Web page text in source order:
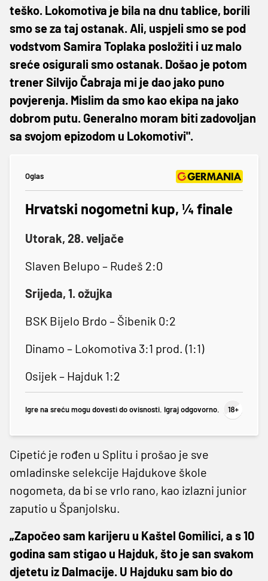
teško. Lokomotiva je bila na dnu tablice, borili
smo se za taj ostanak. Ali, uspjeli smo se pod
vodstvom Samira Toplaka posložiti i uz malo
sreće osigurali smo ostanak. Došao je potom
trener Silvijo Čabraja mi je dao jako puno
povjerenja. Mislim da smo kao ekipa na jako
dobrom putu. Generalno moram biti zadovoljan
sa svojom epizodom u Lokomotivi".
Oglas
Hrvatski nogometni kup, ¼ finale
Utorak, 28. veljače
Slaven Belupo – Rudeš 2:0
Srijeda, 1. ožujka
BSK Bijelo Brdo – Šibenik 0:2
Dinamo – Lokomotiva 3:1 prod. (1:1)
Osijek – Hajduk 1:2
Igre na sreću mogu dovesti do ovisnosti. Igraj odgovorno.
Cipetić je rođen u Splitu i prošao je sve
omladinske selekcije Hajdukove škole
nogometa, da bi se vrlo rano, kao izlazni junior
zaputio u Španjolsku.
„Započeo sam karijeru u Kaštel Gomilici, a s 10
godina sam stigao u Hajduk, što je san svakom
djetetu iz Dalmacije. U Hajduku sam bio do